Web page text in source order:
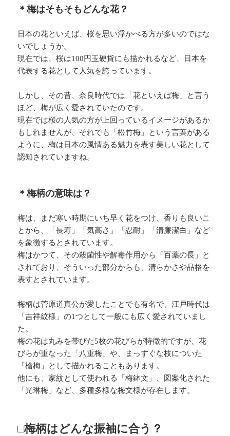
＊梅はそもそもどんな花？
日本の花といえば、桜を思い浮かべる方が多いのではな
いでしょうか。
現在では、桜は100円玉硬貨にも描かれるなど、日本を
代表する花として人気を誇っています。
しかし、その昔、奈良時代では「花といえば梅」と言う
ほど、梅が広く愛されていたのです。
現在では桜の人気の方が上回っているイメージがあるか
もしれませんが、それでも「松竹梅」という言葉がある
ように、梅は日本の風情ある魅力を表す美しい花として
認知されていますね。
＊梅柄の意味は？
梅は、まだ寒い時期にいち早く花をつけ、香りも良いこ
とから、「長寿」「気高さ」「忍耐」「清廉潔白」など
を象徴するとされています。
梅はかつて、その殺菌性や解毒作用から「百薬の長」と
されており、そういった部分からも、清らかさや品格を
表すとされています。
梅柄は菅原道真公が愛したことでも有名で、江戸時代は
「吉祥紋様」の1つとして一般にも広く愛されていまし
た。
梅の花は丸みを帯びた5枚の花びらが特徴的ですが、花
びらが重なった「八重梅」や、まっすぐな枝についた
「槍梅」として描かれることもあります。
他にも、家紋として使われる「梅鉢文」、図案化された
「光琳梅」など、多種多様な梅文様が存在します。
□梅柄はどんな振袖に合う？